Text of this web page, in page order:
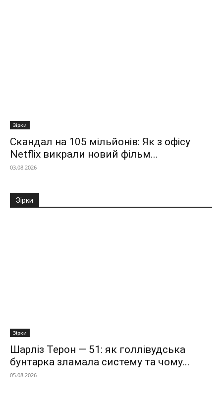
Зірки
Скандал на 105 мільйонів: Як з офісу
Netflix викрали новий фільм...
03.08.2026
Зірки
Зірки
Шарліз Терон — 51: як голлівудська
бунтарка зламала систему та чому...
05.08.2026